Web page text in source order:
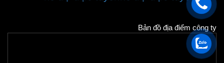
Bản đồ địa điểm công ty